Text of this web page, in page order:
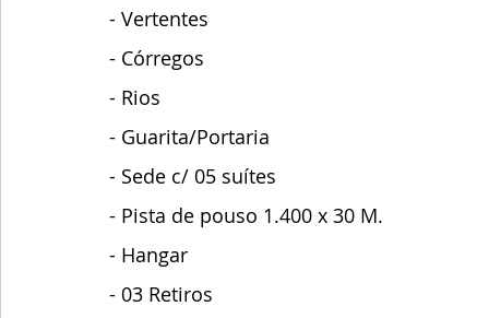
- Vertentes
- Córregos
- Rios
- Guarita/Portaria
- Sede c/ 05 suítes
- Pista de pouso 1.400 x 30 M.
- Hangar
- 03 Retiros